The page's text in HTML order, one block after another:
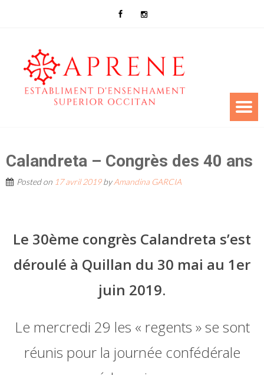
Calandreta – Congrès des 40 ans
Posted on 17 avril 2019byAmandina GARCIA
Le 30ème congrès Calandreta s’est
déroulé à Quillan du 30 mai au 1er
juin 2019.
Le mercredi 29 les « regents » se sont
réunis pour la journée confédérale